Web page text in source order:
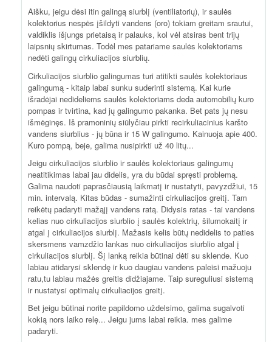
Aišku, jeigu dėsi itin galingą siurblį (ventiliatorių), ir saulės
kolektorius nespės įšildyti vandens (oro) tokiam greitam srautui,
valdiklis išjungs prietaisą ir palauks, kol vėl atsiras bent trijų
laipsnių skirtumas. Todėl mes patariame saulės kolektoriams
nedėti galingų cirkuliacijos siurblių.
Cirkuliacijos siurblio galingumas turi atitikti saulės kolektoriaus
galingumą - kitaip labai sunku suderinti sistemą. Kai kurie
išradėjai nedideliems saulės kolektoriams deda automobilių kuro
pompas ir tvirtina, kad jų galingumo pakanka. Bet pats jų nesu
išmėginęs. Iš pramoninių siūlyčiau pirkti recirkuliacinius karšto
vandens siurblius - jų būna ir 15 W galingumo. Kainuoja apie 400.
Kuro pompą, beje, galima nusipirkti už 40 litų...
Jeigu cirkuliacijos siurblio ir saulės kolektoriaus galingumų
neatitikimas labai jau didelis, yra du būdai spręsti problemą.
Galima naudoti paprasčiausią laikmatį ir nustatyti, pavyzdžiui, 15
min. intervalą. Kitas būdas - sumažinti cirkuliacijos greitį. Tam
reikėtų padaryti mažąjį vandens ratą. Didysis ratas - tai vandens
kelias nuo cirkuliacijos siurblio į saulės kolektrių, šilumokaitį ir
atgal į cirkuliacijos siurblį. Mažasis kelis būtų nedidelis to paties
skersmens vamzdžio lankas nuo cirkuliacijos siurblio atgal į
cirkuliacijos siurblį. Šį lanką reikia būtinai dėti su sklende. Kuo
labiau atidarysi sklendę ir kuo daugiau vandens paleisi mažuoju
ratu,tu labiau mažės greitis didžiajame. Taip sureguliusi sistemą
ir nustatysi optimalų cirkuliacijos greitį.
Bet jeigu būtinai norite papildomo uždelsimo, galima sugalvoti
kokią nors laiko relę... Jeigu jums labai reikia. mes galime
padaryti.